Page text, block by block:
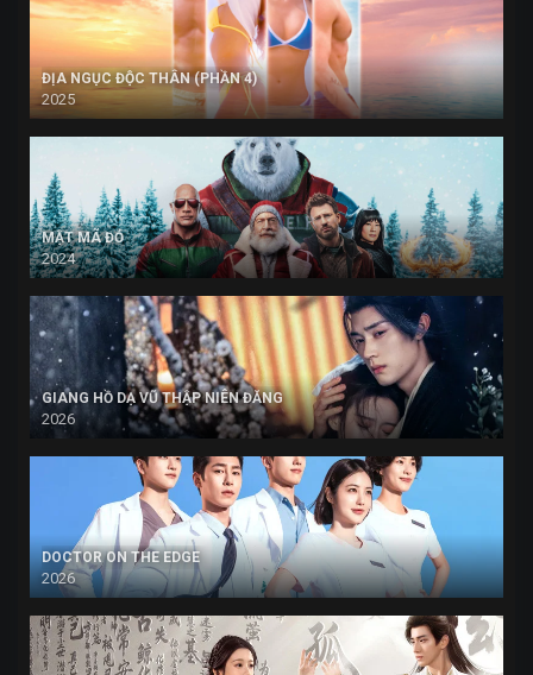
ĐỊA NGỤC ĐỘC THÂN (PHẦN 4)
2025
MẬT MÃ ĐỎ
2024
GIANG HỒ DẠ VŨ THẬP NIÊN ĐĂNG
2026
DOCTOR ON THE EDGE
2026